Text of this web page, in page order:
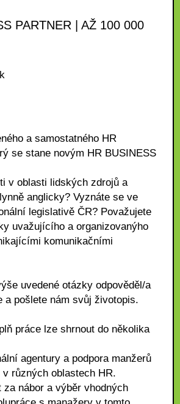
PARTNER | AŽ 100 000
a samostatného HR
se stane novým HR BUSINESS
v oblasti lidských zdrojů a
anglicky? Vyznáte se ve
legislativě ČR? Považujete
uvažujícího a organizovanýho
komunikačními
uvedené otázky odpověděl/a
a pošlete nám svůj životopis.
práce lze shrnout do několika
agentury a podpora manžerů
různých oblastech HR.
za nábor a výběr vhodných